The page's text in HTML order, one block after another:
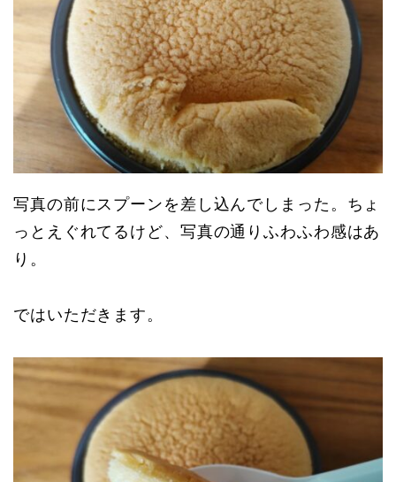
写真の前にスプーンを差し込んでしまった。ちょ
っとえぐれてるけど、写真の通りふわふわ感はあ
り。
ではいただきます。